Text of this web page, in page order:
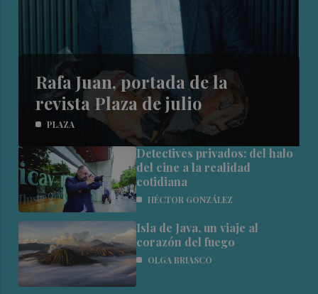
Rafa Juan, portada de la
revista Plaza de julio
PLAZA
Detectives privados: del halo
del cine a la realidad
cotidiana
HÉCTOR GONZÁLEZ
Isla de Java, un viaje al
corazón del fuego
OLGA BRIASCO